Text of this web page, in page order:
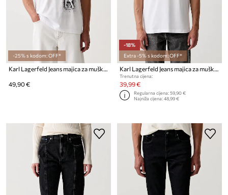
-25% s kodom: OFF*
49,90 €
-18%
Extra -5% s kodom: OFF*
Trenutna cijena:
39,99 €
Regularna cijena:59,90 €
Najniža cijena:48,99 €